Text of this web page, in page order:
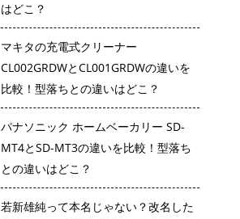
はどこ？
マキタの充電式クリーナー
CL002GRDWとCL001GRDWの違いを
比較！型落ちとの違いはどこ？
パナソニック ホームベーカリー SD-
MT4とSD-MT3の違いを比較！型落ち
との違いはどこ？
若新雄純って本名じゃない？改名した